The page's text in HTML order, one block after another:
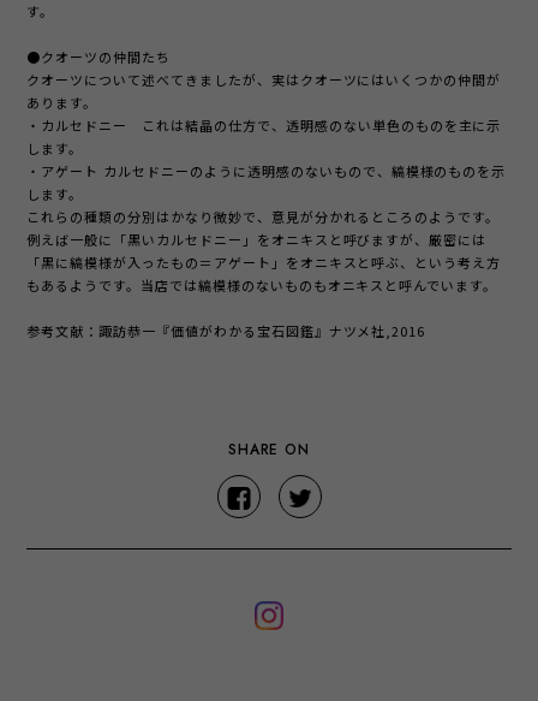
す。
●クオーツの仲間たち
クオーツについて述べてきましたが、実はクオーツにはいくつかの仲間が
あります。
・カルセドニー
これは結晶の仕方で、透明感のない単色のものを主に示
します。
・アゲート カルセドニーのように透明感のないもので、縞模様のものを示
します。
これらの種類の分別はかなり微妙で、意見が分かれるところのようです。
例えば一般に「黒いカルセドニー」をオニキスと呼びますが、厳密には
「黒に縞模様が入ったもの＝アゲート」をオニキスと呼ぶ、という考え方
もあるようです。当店では縞模様のないものもオニキスと呼んでいます。
参考文献：諏訪恭一『価値がわかる宝石図鑑』ナツメ社,2016
SHARE ON